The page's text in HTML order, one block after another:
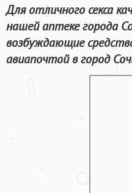
Для отличного секса
нашей аптеке города
возбуждающие
авиапочтой в город